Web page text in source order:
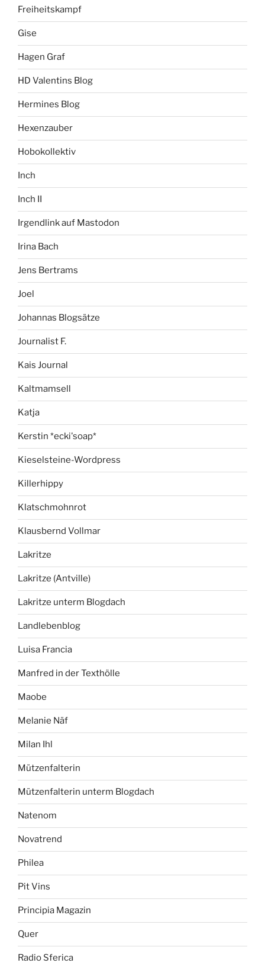
Freiheitskampf
Gise
Hagen Graf
HD Valentins Blog
Hermines Blog
Hexenzauber
Hobokollektiv
Inch
Inch II
Irgendlink auf Mastodon
Irina Bach
Jens Bertrams
Joel
Johannas Blogsätze
Journalist F.
Kais Journal
Kaltmamsell
Katja
Kerstin *ecki'soap*
Kieselsteine-Wordpress
Killerhippy
Klatschmohnrot
Klausbernd Vollmar
Lakritze
Lakritze (Antville)
Lakritze unterm Blogdach
Landlebenblog
Luisa Francia
Manfred in der Texthölle
Maobe
Melanie Näf
Milan Ihl
Mützenfalterin
Mützenfalterin unterm Blogdach
Natenom
Novatrend
Philea
Pit Vins
Principia Magazin
Quer
Radio Sferica